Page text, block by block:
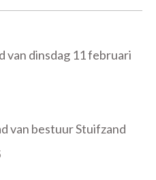
van dinsdag 11 februari
van bestuur Stuifzand